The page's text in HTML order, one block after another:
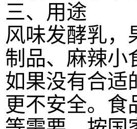
三、用途
风味发酵乳，
制品、麻辣小
如果没有合适
更不安全。食